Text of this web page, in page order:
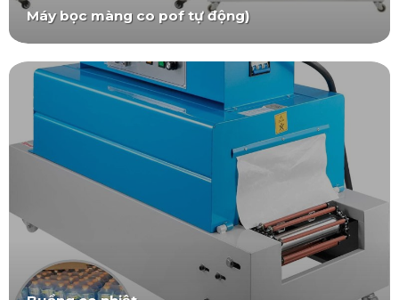
Máy bọc màng co pof tự động)